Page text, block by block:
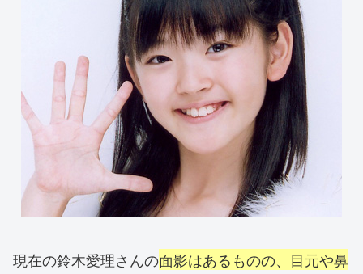
現在の鈴木愛理さんの面影はあるものの、目元や鼻